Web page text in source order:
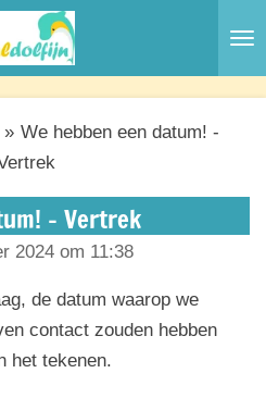
» We hebben een datum! -
- Vertrek
2024 om 11:38
de datum waarop we
contact zouden hebben
het tekenen.